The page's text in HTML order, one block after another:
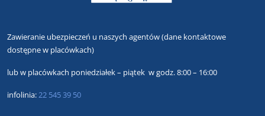
Zawieranie ubezpieczeń u naszych agentów(dane kontaktowe
dostępne w placówkach)
lubw placówkach poniedziałek – piątek w godz. 8:00 – 16:00
infolinia:22 545 39 50